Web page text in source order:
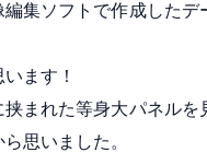
集ソフトで作成したデ
ます！
まれた等身大パネルを
思いました。